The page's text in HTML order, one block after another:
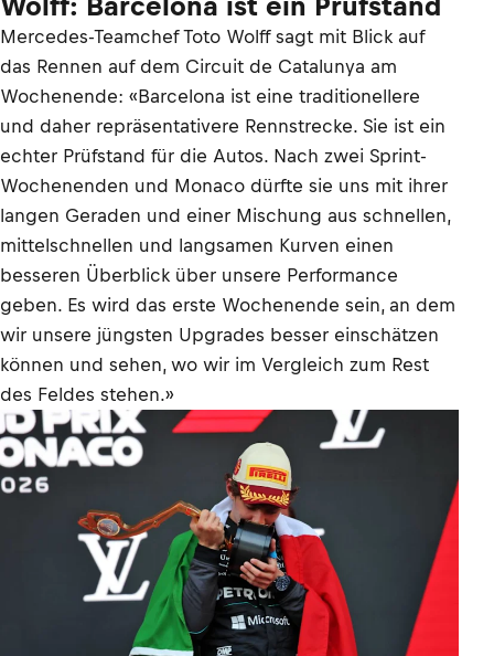
Mercedes-Teamchef Toto Wolff sagt mit Blick auf
das Rennen auf dem Circuit de Catalunya am
Wochenende: «Barcelona ist eine traditionellere
und daher repräsentativere Rennstrecke. Sie ist ein
echter Prüfstand für die Autos. Nach zwei Sprint-
Wochenenden und Monaco dürfte sie uns mit ihrer
langen Geraden und einer Mischung aus schnellen,
mittelschnellen und langsamen Kurven einen
besseren Überblick über unsere Performance
geben. Es wird das erste Wochenende sein, an dem
wir unsere jüngsten Upgrades besser einschätzen
können und sehen, wo wir im Vergleich zum Rest
des Feldes stehen.»